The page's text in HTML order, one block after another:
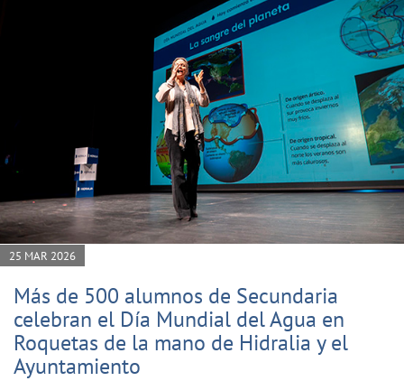
25 MAR 2026
Más de 500 alumnos de Secundaria
celebran el Día Mundial del Agua en
Roquetas de la mano de Hidralia y el
Ayuntamiento